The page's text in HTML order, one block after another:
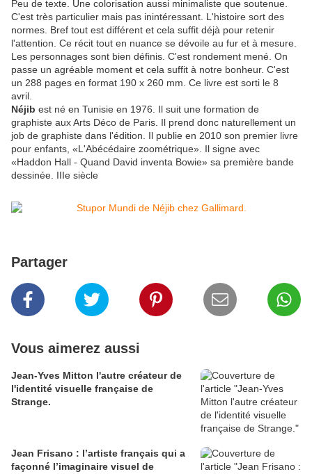
Peu de texte. Une colorisation aussi minimaliste que soutenue.
C'est très particulier mais pas inintéressant. L'histoire sort des
normes. Bref tout est différent et cela suffit déjà pour retenir
l'attention. Ce récit tout en nuance se dévoile au fur et à mesure.
Les personnages sont bien définis. C'est rondement mené. On
passe un agréable moment et cela suffit à notre bonheur. C'est
un 288 pages en format 190 x 260 mm. Ce livre est sorti le 8
avril.
Néjib est né en Tunisie en 1976. Il suit une formation de
graphiste aux Arts Déco de Paris. Il prend donc naturellement un
job de graphiste dans l'édition. Il publie en 2010 son premier livre
pour enfants, «L'Abécédaire zoométrique». Il signe avec
«Haddon Hall - Quand David inventa Bowie» sa première bande
dessinée. IIIe siècle
Partager
Vous aimerez aussi
Jean-Yves Mitton l'autre créateur de
l'identité visuelle française de
Strange.
Jean Frisano : l’artiste français qui a
façonné l’imaginaire visuel de